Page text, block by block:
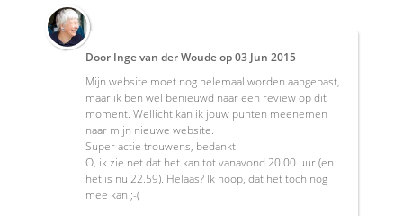
Door Inge van der Woudeop03 Jun 2015
Mijn website moet nog helemaal worden aangepast,
maar ik ben wel benieuwd naar een review op dit
moment. Wellicht kan ik jouw punten meenemen
naar mijn nieuwe website.
Super actie trouwens, bedankt!
O, ik zie net dat het kan tot vanavond 20.00 uur (en
het is nu 22.59). Helaas? Ik hoop, dat het toch nog
mee kan ;-(